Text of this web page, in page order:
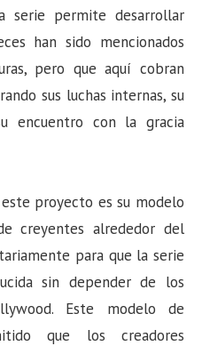
serie permite desarrollar
han sido mencionados
pero que aquí cobran
sus luchas internas, su
encuentro con la gracia
proyecto es su modelo
creyentes alrededor del
para que la serie
sin depender de los
Este modelo de
que los creadores